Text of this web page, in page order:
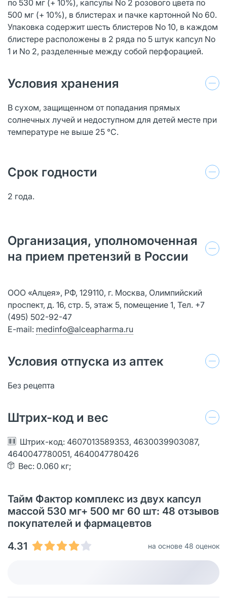
по 530 мг (+ 10%), капсулы No 2 розового цвета по
500 мг (+ 10%), в блистерах и пачке картонной No 60.
Упаковка содержит шесть блистеров No 10, в каждом
блистере расположены в 2 ряда по 5 штук капсул No
1 и No 2, разделенные между собой перфорацией.
Условия хранения
В сухом, защищенном от попадания прямых
солнечных лучей и недоступном для детей месте при
температуре не выше 25 °С.
Срок годности
2 года.
Организация, уполномоченная
на прием претензий в России
ООО «Алцея», РФ, 129110, г. Москва, Олимпийский
проспект, д. 16, стр. 5, этаж 5, помещение 1, Тел. +7
(495) 502-92-47
E-mail: medinfo@alceapharma.ru
Условия отпуска из аптек
Без рецепта
Штрих-код и вес
Штрих-код: 4607013589353, 4630039903087,
4640047780051, 4640047780426
Вес: 0.060 кг;
Тайм Фактор комплекс из двух капсул
массой 530 мг+ 500 мг 60 шт: 48 отзывов
покупателей и фармацевтов
4.31
на основе 48 оценок